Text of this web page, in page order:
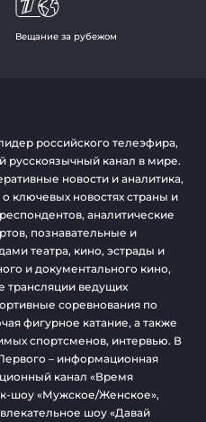
Вещание за рубежом
российского телеэфира,
канал в мире.
новости и аналитика,
новостях страны и
аналитические
познавательные и
театра, кино, эстрады и
и документального кино,
трансляции ведущих
соревнования по
фигурное катание, а также
спортсменов, интервью. В
– информационная
канал «Время
шоу «Мужское/Женское»,
шоу «Давай